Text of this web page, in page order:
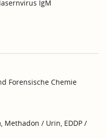
IgM
Forensische Chemie
Methadon / Urin, EDDP /